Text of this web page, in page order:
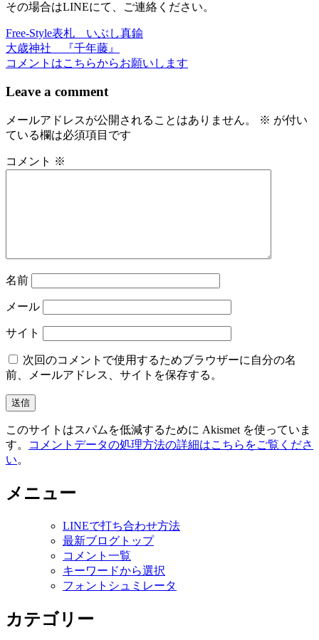
その場合はLINEにて、ご連絡ください。
投
稿
ナ
ゲ
シ
Free-Style表札 いぶし真鍮
大歳神社 『千年藤』
コメントはこちらからお願いします
Leave a comment
メールアドレスが公開されることはありません。 ※ が付い
ている欄は必須項目です
コメント ※
名前
メール
サイト
次回のコメントで使用するためブラウザーに自分の名
前、メールアドレス、サイトを保存する。
このサイトはスパムを低減するために Akismet を使っていま
す。
コメントデータの処理方法の詳細はこちらをご覧くださ
い。
メニュー
LINEで打ち合わせ方法
最新ブログトップ
コメント一覧
キーワードから選択
フォントシュミレータ
カテゴリー